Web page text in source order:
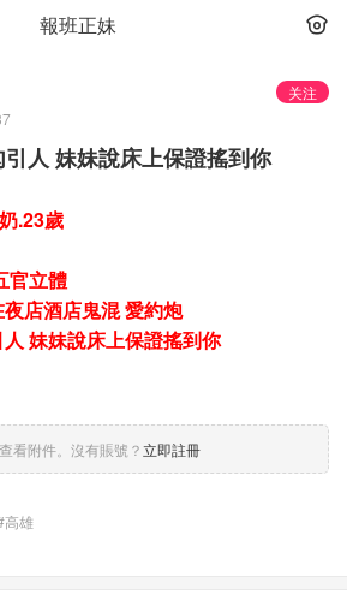
報班正妹
关注
人 妹妹說床上保證搖到你
.23歲
官立體
店酒店鬼混 愛約炮
妹妹說床上保證搖到你
看附件。沒有賬號？立即註冊
高雄